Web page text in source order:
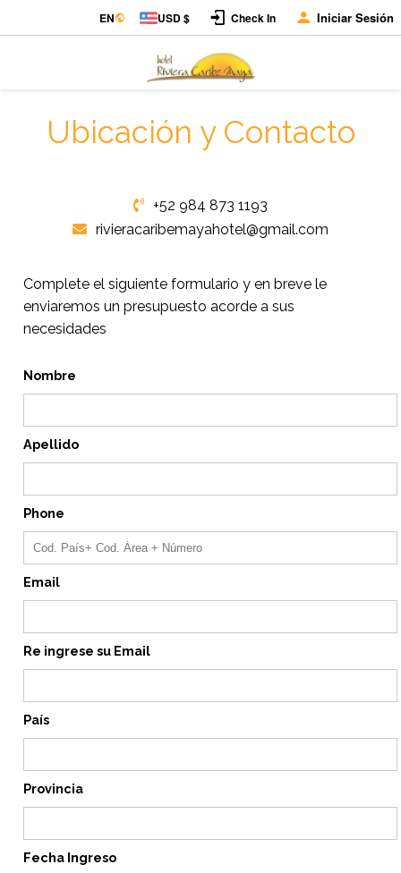
EN USD $ Check In Iniciar Sesión
Ubicación y Contacto
+52 984 873 1193
rivieracaribemayahotel@gmail.com
Complete el siguiente formulario y en breve le
enviaremos un presupuesto acorde a sus
necesidades
Nombre
Apellido
Phone
Email
Re ingrese su Email
País
Provincia
Fecha Ingreso